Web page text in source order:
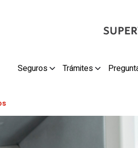
Seguros Trámites